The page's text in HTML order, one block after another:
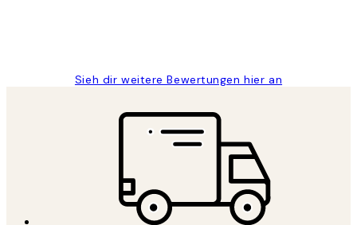
Sieh dir weitere Bewertungen hier an